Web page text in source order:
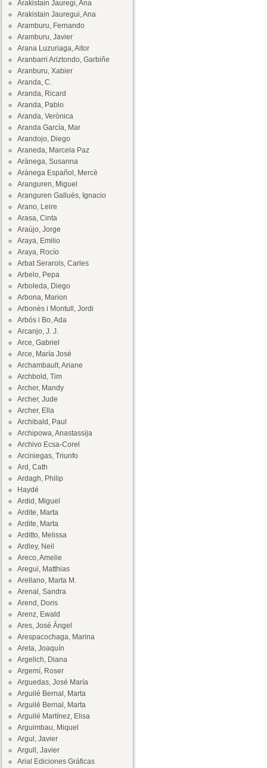
Arakistain Jauregi, Ana
Arakistain Jauregui, Ana
Aramburu, Fernando
Aramburu, Javier
Arana Luzuriaga, Aitor
Aranbarri Ariztondo, Garbiñe
Aranburu, Xabier
Aranda, C.
Aranda, Ricard
Aranda, Pablo
Aranda, Verònica
Aranda García, Mar
Arandojo, Diego
Araneda, Marcela Paz
Arànega, Susanna
Arànega Español, Mercè
Aranguren, Miguel
Aranguren Gallués, Ignacio
Arano, Leire
Arasa, Cinta
Araújo, Jorge
Araya, Emilio
Araya, Rocío
Arbat Serarols, Carles
Arbelo, Pepa
Arboleda, Diego
Arbona, Marion
Arbonès i Montull, Jordi
Arbós i Bo, Ada
Arcanjo, J. J.
Arce, Gabriel
Arce, María José
Archambault, Ariane
Archbold, Tim
Archer, Mandy
Archer, Jude
Archer, Ella
Archibald, Paul
Archipowa, Anastassija
Archivo Ecsa-Corel
Arciniegas, Triunfo
Ard, Cath
Ardagh, Philip
Haydé
Ardid, Miguel
Ardite, Marta
Ardite, Marta
Arditto, Melissa
Ardley, Neil
Areco, Amelie
Aregui, Matthias
Arellano, Marta M.
Arenal, Sandra
Arend, Doris
Arenz, Ewald
Ares, José Ángel
Arespacochaga, Marina
Areta, Joaquín
Argelich, Diana
Argemí, Roser
Arguedas, José María
Arguilé Bernal, Marta
Arguilé Bernal, Marta
Arguilé Martínez, Elisa
Arguimbau, Miquel
Argul, Javier
Argull, Javier
Arial Ediciones Gráficas